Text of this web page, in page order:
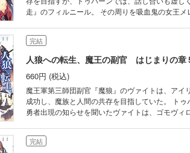
走』のフィルニール。 その周りを吸血鬼の女王
き下ろし小説も特別収録!!
完結
人狼への転生、魔王の副官 はじまりの章
660円 (税込)
魔王軍第三師団副官『魔狼』のヴァイトは、ア
成功し、魔族と人間の共存を目指していた。 ト
勇者出現の知らせを聞いたヴァイトは、ゴモヴィ
完結